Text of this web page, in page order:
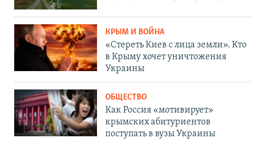
КРЫМ И ВОЙНА
«Стереть Киев с лица земли». Кто
в Крыму хочет уничтожения
Украины
ОБЩЕСТВО
Как Россия «мотивирует»
крымских абитуриентов
поступать в вузы Украины